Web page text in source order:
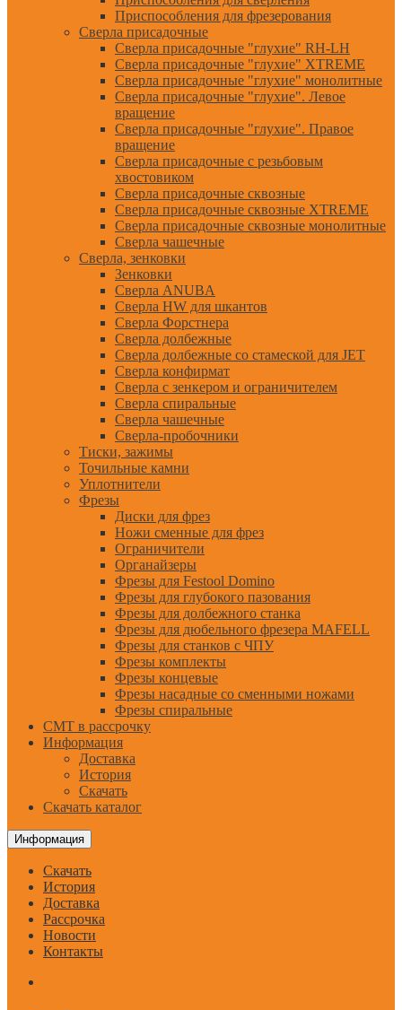
Приспособления для фрезерования
Сверла присадочные
Сверла присадочные "глухие" RH-LH
Сверла присадочные "глухие" XTREME
Сверла присадочные "глухие" монолитные
Сверла присадочные "глухие". Левое
вращение
Сверла присадочные "глухие". Правое
вращение
Сверла присадочные с резьбовым
хвостовиком
Сверла присадочные сквозные
Сверла присадочные сквозные XTREME
Сверла присадочные сквозные монолитные
Сверла чашечные
Сверла, зенковки
Зенковки
Сверла ANUBA
Сверла HW для шкантов
Сверла Форстнера
Сверла долбежные
Сверла долбежные со стамеской для JET
Сверла конфирмат
Сверла с зенкером и ограничителем
Сверла спиральные
Сверла чашечные
Сверла-пробочники
Тиски, зажимы
Точильные камни
Уплотнители
Фрезы
Диски для фрез
Ножи сменные для фрез
Ограничители
Органайзеры
Фрезы для Festool Domino
Фрезы для глубокого пазования
Фрезы для долбежного станка
Фрезы для дюбельного фрезера MAFELL
Фрезы для станков с ЧПУ
Фрезы комплекты
Фрезы концевые
Фрезы насадные со сменными ножами
Фрезы спиральные
CMT в рассрочку
Информация
Доставка
История
Скачать
Скачать каталог
Информация
Скачать
История
Доставка
Рассрочка
Новости
Контакты